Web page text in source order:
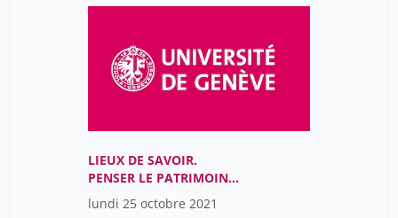
LIEUX DE SAVOIR.
PENSER LE PATRIMOINE
ET LA RECHERCHE À
L’ÈRE NUMÉRIQUE (9h-
lundi 25 octobre 2021